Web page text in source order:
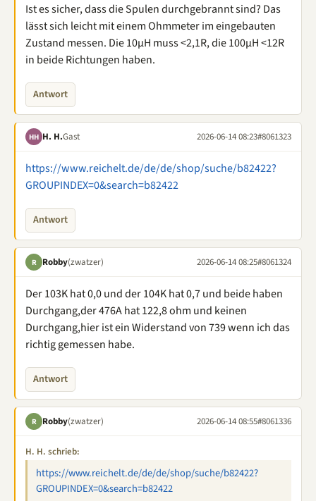
Ist es sicher, dass die Spulen durchgebrannt sind? Das
lässt sich leicht mit einem Ohmmeter im eingebauten
Zustand messen. Die 10µH muss <2,1R, die 100µH <12R
in beide Richtungen haben.
Antwort
HH H. H.Gast 2026-06-14 08:23#8061323
https://www.reichelt.de/de/de/shop/suche/b82422?
GROUPINDEX=0&search=b82422
Antwort
R Robby(zwatzer) 2026-06-14 08:25#8061324
Der 103K hat 0,0 und der 104K hat 0,7 und beide haben
Durchgang,der 476A hat 122,8 ohm und keinen
Durchgang,hier ist ein Widerstand von 739 wenn ich das
richtig gemessen habe.
Antwort
R Robby(zwatzer) 2026-06-14 08:55#8061336
H. H. schrieb:
https://www.reichelt.de/de/de/shop/suche/b82422?
GROUPINDEX=0&search=b82422